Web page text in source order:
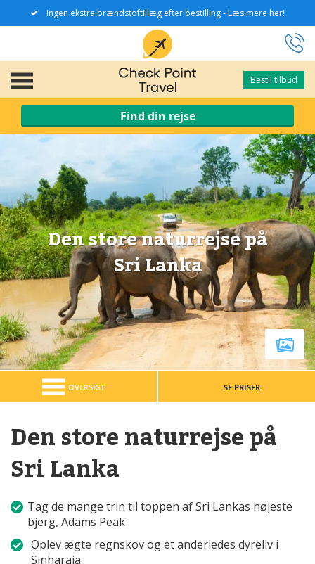
Ingen ekstra brændstoftillæg efter bestilling - Læs mere her!
Bestil tilbud
Bestil tilbud
Find din rejse
Den store naturrejse på
Sri Lanka
OVERSIGT SE PRISER
Den store naturrejse på
Sri Lanka
Tag de mange trin til toppen af Sri Lankas højeste
bjerg, Adams Peak
Oplev ægte regnskov og et anderledes dyreliv i
Sinharaja